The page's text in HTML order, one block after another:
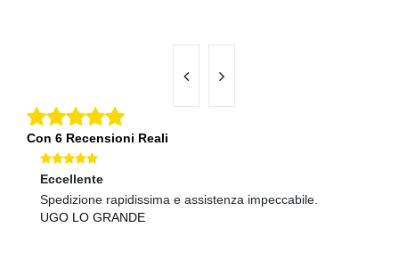
Con 6 Recensioni Reali
Eccellente
Spedizione rapidissima e assistenza impeccabile.
UGO LO GRANDE